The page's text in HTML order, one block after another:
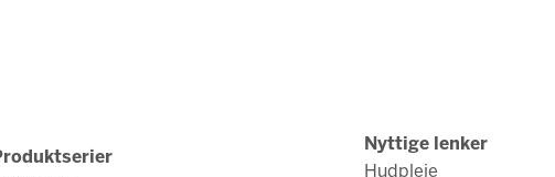
Nyttige lenker
Hudpleie